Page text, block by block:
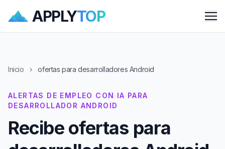
APPLYTOP
Inicio › ofertas para desarrolladores Android
ALERTAS DE EMPLEO CON IA PARA
DESARROLLADOR ANDROID
Recibe ofertas para